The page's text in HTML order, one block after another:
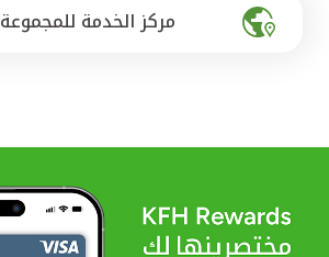
مركز الخدمة للمجموعة